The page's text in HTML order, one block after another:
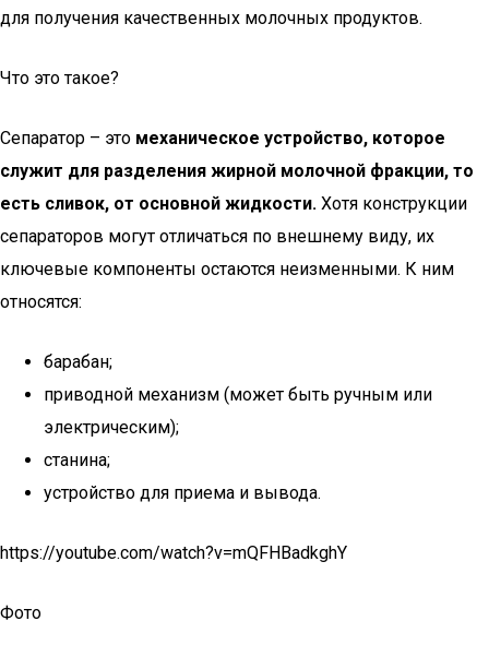
для получения качественных молочных продуктов.
Что это такое?
Сепаратор – это механическое устройство, которое
служит для разделения жирной молочной фракции, то
есть сливок, от основной жидкости. Хотя конструкции
сепараторов могут отличаться по внешнему виду, их
ключевые компоненты остаются неизменными. К ним
относятся:
барабан;
приводной механизм (может быть ручным или
электрическим);
станина;
устройство для приема и вывода.
https://youtube.com/watch?v=mQFHBadkghY
Фото